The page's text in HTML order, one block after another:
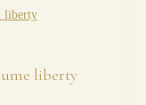
liberty